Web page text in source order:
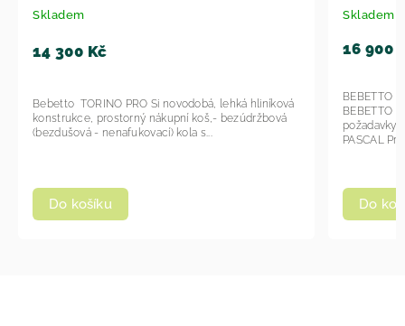
Skladem
14 300 Kč
Do košíku
Bebetto TORINO PRO Si novodobá, lehká hliníková
konstrukce, prostorný nákupní koš,- bezúdržbová
(bezdušová - nenafukovací) kola s...
Skladem
16 900
Do
BEBETTO
BEBETTO
požadavky
PASCAL